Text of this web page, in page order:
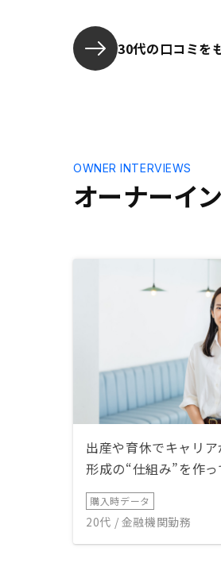
選んだ。
30代の口コミを
オーナーイ
OWNER INTERVIEWS
出産や育休でキャリ
形成の“仕組み”を作っ
購入時データ
20代 / 金融機関勤務